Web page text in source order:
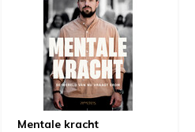
Mentale kracht